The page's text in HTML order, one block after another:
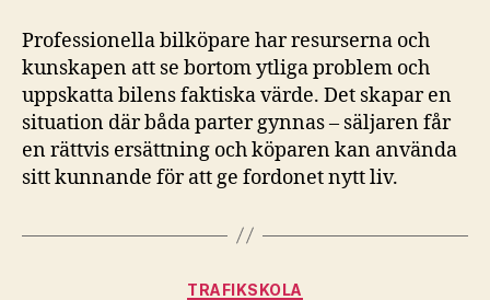
Professionella bilköpare har resurserna och
kunskapen att se bortom ytliga problem och
uppskatta bilens faktiska värde. Det skapar en
situation där båda parter gynnas – säljaren får
en rättvis ersättning och köparen kan använda
sitt kunnande för att ge fordonet nytt liv.
Kategorier
TRAFIKSKOLA